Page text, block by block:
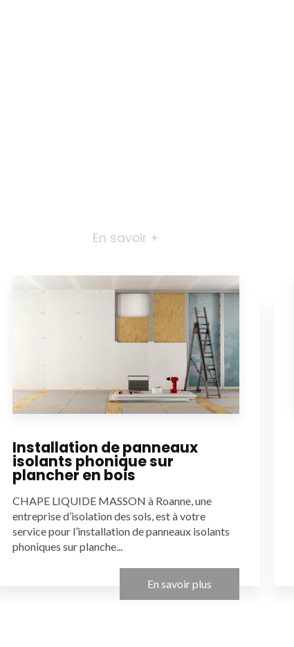
En savoir +
Installation de panneaux
isolants phonique sur
plancher en bois
CHAPE LIQUIDE MASSON à Roanne, une
entreprise d’isolation des sols, est à votre
service pour l’installation de panneaux isolants
phoniques sur planche...
En savoir plus